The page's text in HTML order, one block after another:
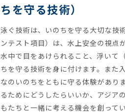
ちを守る技術）
泳ぐ技術は、いのちを守る大切な技
ンテスト項目）は、水上安全の視点
水中で目をあけられること、浮いて
ちを守る技術を身に付けます。また
なのいのちをともに守る体験があり
るためにどうしたらいいか、アジア
もたちと一緒に考える機会を創って